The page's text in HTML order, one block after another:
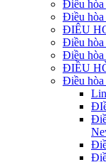
Điều hòa
Điều hòa
ĐIÊU
Điều
Điều
ĐIỀU
Điều hòa